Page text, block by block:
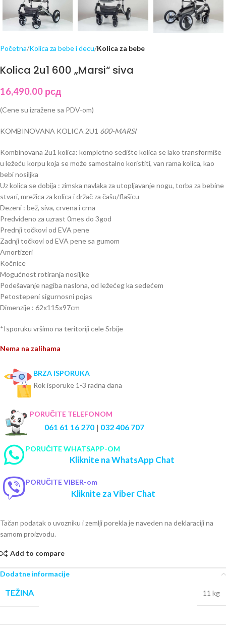
Početna Kolica za bebe i decu Kolica za bebe
Kolica 2u1 600 „Marsi“ siva
16,490.00 рсд
(Cene su izražene sa PDV-om)
KOMBINOVANA KOLICA 2U1 600-MARSI
Kombinovana 2u1 kolica: kompletno sedište kolica se lako transformiše
u ležeću korpu koja se može samostalno koristiti, van rama kolica, kao
bebi nosiljka
Uz kolica se dobija : zimska navlaka za utopljavanje nogu, torba za bebine
stvari, mrežica za kolica i držač za čašu/flašicu
Dezeni : bež, siva, crvena i crna
Predviđeno za uzrast 0mes do 3god
Prednji točkovi od EVA pene
Zadnji točkovi od EVA pene sa gumom
Amortizeri
Kočnice
Mogućnost rotiranja nosiljke
Podešavanje nagiba naslona, od ležećeg ka sedećem
Petostepeni sigurnosni pojas
Dimenzije : 62x115x97cm
*Isporuku vršimo na teritoriji cele Srbije
Nema na zalihama
BRZA ISPORUKA
Rok isporuke 1-3 radna dana
PORUČITE TELEFONOM
061 61 16 270 | 032 406 707
PORUČITE WHATSAPP-OM
Kliknite na WhatsApp Chat
PORUČITE VIBER-om
Kliknite za Viber Chat
Tačan podatak o uvozniku i zemlji porekla je naveden na deklaraciji na
samom proizvodu.
Add to compare
Dodatne informacije
TEŽINA 11 kg